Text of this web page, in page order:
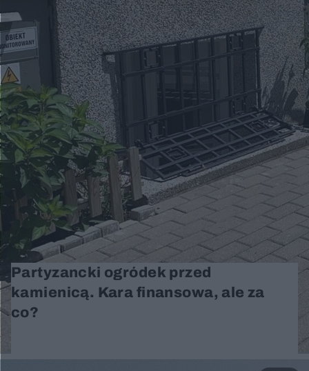
Partyzancki ogródek przed
kamienicą. Kara finansowa, ale za
co?